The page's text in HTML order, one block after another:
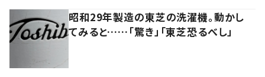
昭和29年製造の東芝の洗濯機。動かし
てみると……「驚き」「東芝恐るべし」